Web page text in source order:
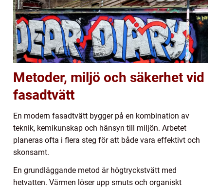
Metoder, miljö och säkerhet vid
fasadtvätt
En modern fasadtvätt bygger på en kombination av
teknik, kemikunskap och hänsyn till miljön. Arbetet
planeras ofta i flera steg för att både vara effektivt och
skonsamt.
En grundläggande metod är högtryckstvätt med
hetvatten. Värmen löser upp smuts och organiskt